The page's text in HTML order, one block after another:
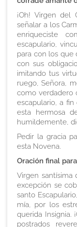
¡Oh! Virgen del
señalar a los
enriqueciste
escapulario,
para con los
con sus
imitando tus
ruego, Señora,
como verdadero
escapulario, a
esta hermosa
humildemente,
Pedir la gracia
esta Novena.
Oración final
Virgen santísima
excepción se
santo
mía, por los
querida Insignia.
postrados